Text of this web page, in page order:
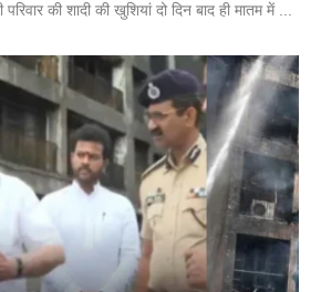
की शादी की खुशियां दो दिन बाद ही मातम में ...